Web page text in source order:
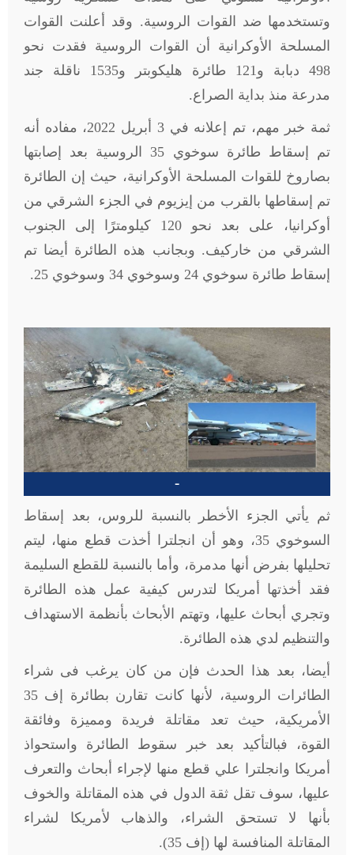
وتستخدمها ضد القوات الروسية. وقد أعلنت القوات
المسلحة الأوكرانية أن القوات الروسية فقدت نحو
498 دبابة و121 طائرة هليكوبتر و1535 ناقلة جند
مدرعة منذ بداية الصراع.
ثمة خبر مهم، تم إعلانه في 3 أبريل 2022، مفاده أنه
تم إسقاط طائرة سوخوي 35 الروسية بعد إصابتها
بصاروخ للقوات المسلحة الأوكرانية، حيث إن الطائرة
تم إسقاطها بالقرب من إيزيوم في الجزء الشرقي من
أوكرانيا، على بعد نحو 120 كيلومترًا إلى الجنوب
الشرقي من خاركيف. وبجانب هذه الطائرة أيضا تم
إسقاط طائرة سوخوي 24 وسوخوي 34 وسوخوي 25.
-
ثم يأتي الجزء الأخطر بالنسبة للروس، بعد إسقاط
السوخوي 35، وهو أن انجلترا أخذت قطع منها، ليتم
تحليلها بفرض أنها مدمرة، وأما بالنسبة للقطع السليمة
فقد أخذتها أمريكا لتدرس كيفية عمل هذه الطائرة
وتجري أبحاث عليها، وتهتم الأبحاث بأنظمة الاستهداف
والتنظيم لدي هذه الطائرة.
أيضا، بعد هذا الحدث فإن من كان يرغب فى شراء
الطائرات الروسية، لأنها كانت تقارن بطائرة إف 35
الأمريكية، حيث تعد مقاتلة فريدة ومميزة وفائقة
القوة، فبالتأكيد بعد خبر سقوط الطائرة واستحواذ
أمريكا وانجلترا علي قطع منها لإجراء أبحاث والتعرف
عليها، سوف تقل ثقة الدول في هذه المقاتلة والخوف
بأنها لا تستحق الشراء، والذهاب لأمريكا لشراء
المقاتلة المنافسة لها (إف 35).